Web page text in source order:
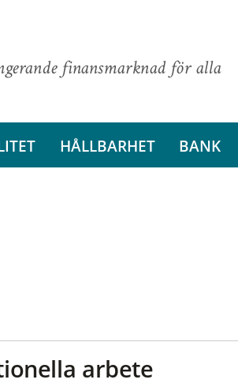
finansmarknad för alla
HÅLLBARHET BANK
arbete